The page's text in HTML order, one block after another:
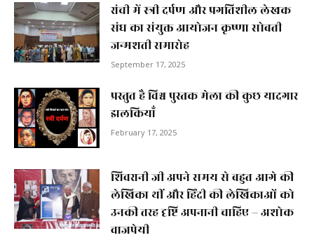
रांची में स्त्री दर्पण और प्रगतिशील लेखक
संघ का संयुक्त आयोजन कृष्णा सोबती
जन्मशती समारोह
September 17, 2025
प्रस्तुत है विश्व पुस्तक मेला की कुछ यादगार
झलकियाॅं
February 17, 2025
शिवरानी जी अपने समय से बहुत आगे की
लेखिका थीं और हिंदी की लेखिकाओं को
उनकी तरह दृष्टि अपनानी चाहिए – अशोक
वाजपेयी